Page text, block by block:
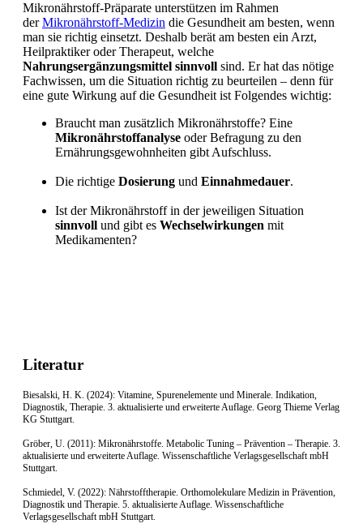
Mikronährstoff-Präparate unterstützen im Rahmen
derMikronährstoff-Medizin die Gesundheit am besten, wenn
man sie richtig einsetzt. Deshalb berät am besten ein Arzt,
Heilpraktiker oder Therapeut, welche
Nahrungsergänzungsmittel sinnvoll sind. Er hat das nötige
Fachwissen, um die Situation richtig zu beurteilen – denn für
eine gute Wirkung auf die Gesundheit ist Folgendes wichtig:
Braucht man zusätzlich Mikronährstoffe? Eine
Mikronährstoffanalyse oder Befragung zu den
Ernährungsgewohnheiten gibt Aufschluss.
Die richtige Dosierung und Einnahmedauer.
Ist der Mikronährstoff in der jeweiligen Situation
sinnvoll und gibt es Wechselwirkungen mit
Medikamenten?
Literatur
Biesalski, H. K. (2024): Vitamine, Spurenelemente und Minerale. Indikation,
Diagnostik, Therapie. 3. aktualisierte und erweiterte Auflage. Georg Thieme Verlag
KG Stuttgart.
Gröber, U. (2011): Mikronährstoffe. Metabolic Tuning – Prävention – Therapie. 3.
aktualisierte und erweiterte Auflage. Wissenschaftliche Verlagsgesellschaft mbH
Stuttgart.
Schmiedel, V. (2022): Nährstofftherapie. Orthomolekulare Medizin in Prävention,
Diagnostik und Therapie. 5. aktualisierte Auflage. Wissenschaftliche
Verlagsgesellschaft mbH Stuttgart.